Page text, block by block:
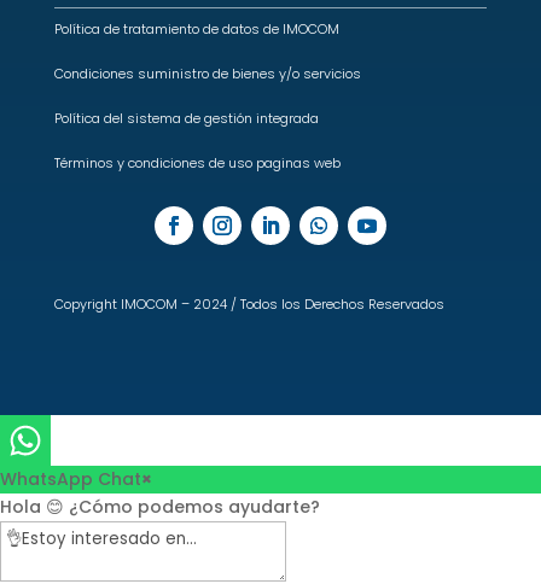
Política de tratamiento de datos de IMOCOM
Condiciones suministro de bienes y/o servicios
Política del sistema de gestión integrada
Términos y condiciones de uso paginas web
Copyright IMOCOM – 2024 / Todos los Derechos Reservados
WhatsApp Chat×
Hola 😊 ¿Cómo podemos ayudarte?